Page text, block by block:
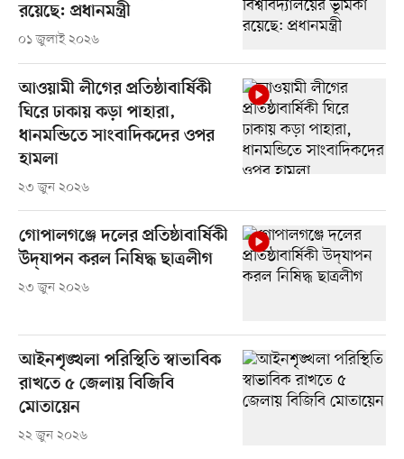
রয়েছে: প্রধানমন্ত্রী
০১ জুলাই ২০২৬
আওয়ামী লীগের প্রতিষ্ঠাবার্ষিকী
ঘিরে ঢাকায় কড়া পাহারা,
ধানমন্ডিতে সাংবাদিকদের ওপর
হামলা
২৩ জুন ২০২৬
গোপালগঞ্জে দলের প্রতিষ্ঠাবার্ষিকী
উদ্‌যাপন করল নিষিদ্ধ ছাত্রলীগ
২৩ জুন ২০২৬
আইনশৃঙ্খলা পরিস্থিতি স্বাভাবিক
রাখতে ৫ জেলায় বিজিবি
মোতায়েন
২২ জুন ২০২৬